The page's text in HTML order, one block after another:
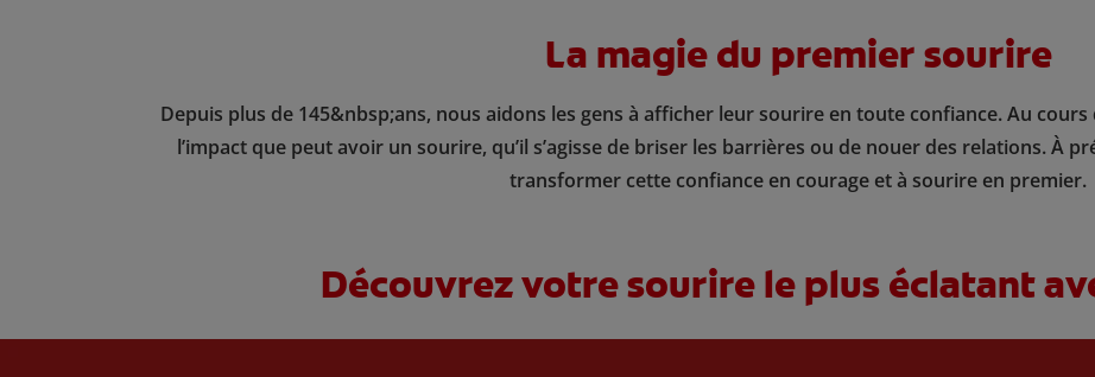
La magie du premier sourire
Depuis plus de 145&nbsp;ans, nous aidons les gens à afficher leur sourire en toute confiance. Au
l’impact que peut avoir un sourire, qu’il s’agisse de briser les barrières ou de nouer des relations. À
transformer cette confiance en courage et à sourire en premier.
Découvrez votre sourire le plus éclatant